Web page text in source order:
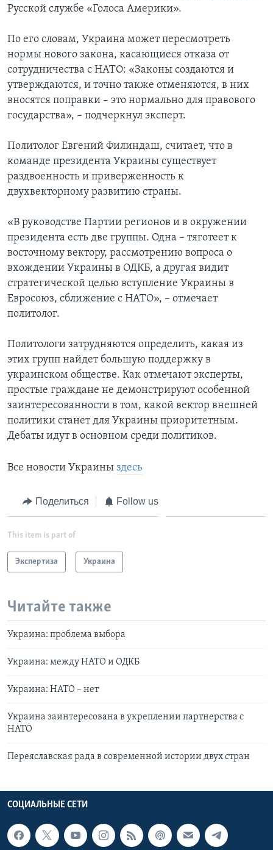
Русской службе «Голоса Америки».
По его словам, Украина может пересмотреть
нормы нового закона, касающиеся отказа от
сотрудничества с НАТО: «Законы создаются и
утверждаются, и точно также отменяются, в них
вносятся поправки – это нормально для правового
государства», – подчеркнул эксперт.
Политолог Евгений Филиндаш, считает, что в
команде президента Украины существует
раздвоенность и приверженность к
двухвекторному развитию страны.
«В руководстве Партии регионов и в окружении
президента есть две группы. Одна – тяготеет к
восточному вектору, рассмотрению вопроса о
вхождении Украины в ОДКБ, а другая видит
стратегической целью вступление Украины в
Евросоюз, сближение с НАТО», – отмечает
политолог.
Политологи затрудняются определить, какая из
этих групп найдет большую поддержку в
украинском обществе. Как отмечают эксперты,
простые граждане не демонстрируют особенной
заинтересованности в том, какой вектор внешней
политики станет для Украины приоритетным.
Дебаты идут в основном среди политиков.
Все новости Украины здесь
Поделиться Follow us
This item is part of
Экспертиза Украина
Читайте также
Украина: проблема выбора
Украина: между НАТО и ОДКБ
Украина: НАТО – нет
Украина заинтересована в укреплении партнерства с
НАТО
Переяславская рада в современной истории двух стран
СОЦИАЛЬНЫЕ СЕТИ